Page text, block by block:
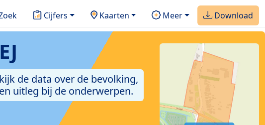
Cijfers Kaarten Meer Download
de data over de bevolking,
uitleg bij de onderwerpen.